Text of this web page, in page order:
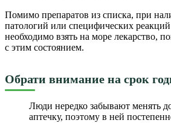
Помимо препаратов из списка, при
патологий или специфических
необходимо взять на море лекарство,
с этим состоянием.
Обрати внимание на срок
Люди нередко забывают менять
аптечку, поэтому в ней